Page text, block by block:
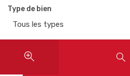
Type de bien
Tous les types